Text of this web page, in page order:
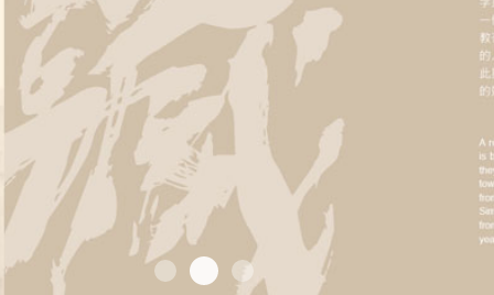
傳燈六十百年仰望-紀念展
星雲大師著作藏書特展
佛影梵音─董克文敦煌壁畫藝術